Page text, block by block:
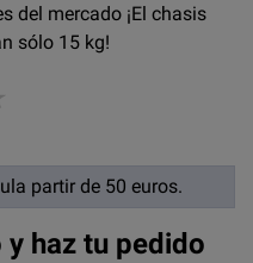
del mercado ¡El chasis
sólo 15 kg!
partir de 50 euros.
haz tu pedido